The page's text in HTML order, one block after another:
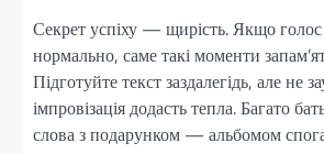
Секрет успіху — щирість. Якщо
нормально, саме такі моменти
Підготуйте текст заздалегідь, але не
імпровізація додасть тепла. Багато
слова з подарунком — альбомом